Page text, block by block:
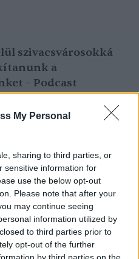
My Personal
sharing to third parties, or
sensitive information for
use the below opt-out
Please note that after your
may continue seeing
information utilized by
to third parties prior to
opt-out of the further
by third parties on the
szivacsvárosokká
a
– Podcast
2 perc
vízkorlátozások:
a vízzel?
5 perc